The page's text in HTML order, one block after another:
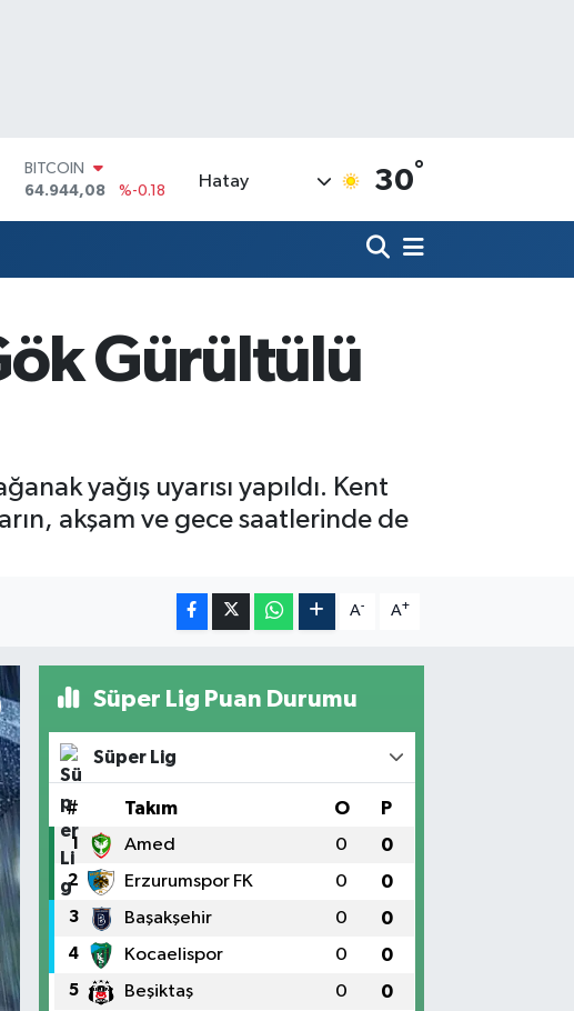
DOLAR
47,7436
%0.18
64,4811
%0.38
BİST100
13.779
%-14
Hatay 30°
Gürültülü
yağış uyarısı yapıldı. Kent
akşam ve gece saatlerinde de
A- A+
Süper Lig Puan Durumu
Süper Lig
# Takım O P
1 Amed 0 0
2 Erzurumspor FK 0 0
3 Başakşehir 0 0
4 Kocaelispor 0 0
5 Beşiktaş 0 0